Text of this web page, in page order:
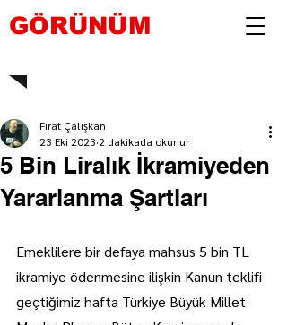
GÖRÜNÜM
5 Bin Liralık İkramiyeden
Yararlanma Şartları
Fırat Çalışkan
23 Eki 2023 2 dakikada okunur
Emeklilere bir defaya mahsus 5 bin TL
ikramiye ödenmesine ilişkin Kanun teklifi
geçtiğimiz hafta Türkiye Büyük Millet